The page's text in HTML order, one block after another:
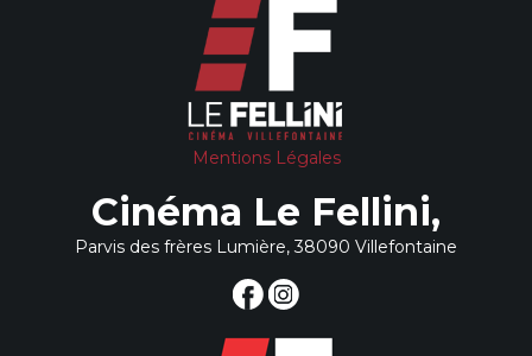
Mentions Légales
Cinéma Le Fellini,
Parvis des frères Lumière, 38090 Villefontaine